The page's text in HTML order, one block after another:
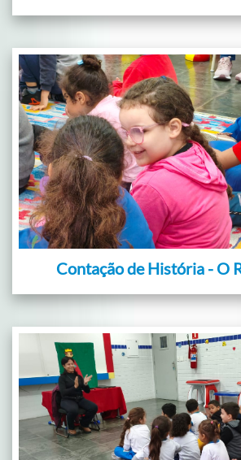
Contação de História - O